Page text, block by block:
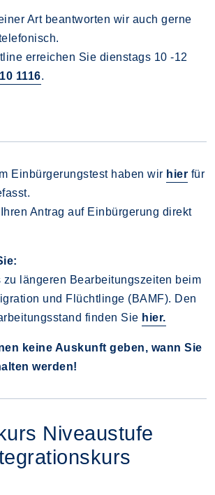
Art beantworten wir auch gerne
erreichen Sie dienstags 10 -12
1116.
Einbürgerungstest haben wir hier für
Antrag auf Einbürgerung direkt
zu längeren Bearbeitungszeiten beim
und Flüchtlinge (BAMF). Den
finden Sie hier.
keine Auskunft geben, wann Sie
werden!
Niveaustufe